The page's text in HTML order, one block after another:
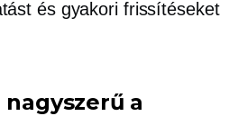
és gyakori frissítéseket
a